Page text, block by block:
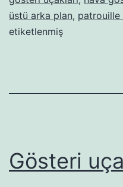
üstü arka plan, patrouille
etiketlenmiş
Gösteri